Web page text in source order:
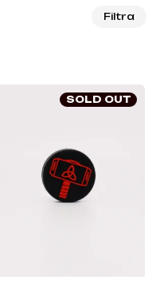
Filtra
SOLD OUT